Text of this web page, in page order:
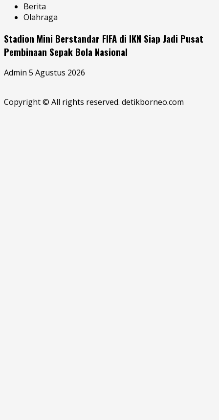
Berita
Olahraga
Stadion Mini Berstandar FIFA di IKN Siap Jadi Pusat
Pembinaan Sepak Bola Nasional
Admin 5 Agustus 2026
Copyright © All rights reserved. detikborneo.com